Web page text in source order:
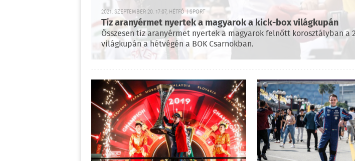
2021. SZEPTEMBER 20. 17:07, HÉTFŐ | SPORT
Tíz aranyérmet nyertek a magyarok a kick-box világkupán
Összesen tíz aranyérmet nyertek a magyarok felnőtt korosztályban a
világkupán a hétvégén a BOK Csarnokban.